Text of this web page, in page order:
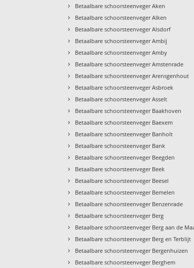
› Betaalbare schoorsteenveger Aken
› Betaalbare schoorsteenveger Alken
› Betaalbare schoorsteenveger Alsdorf
› Betaalbare schoorsteenveger Ambij
› Betaalbare schoorsteenveger Amby
› Betaalbare schoorsteenveger Amstenrade
› Betaalbare schoorsteenveger Arensgenhout
› Betaalbare schoorsteenveger Asbroek
› Betaalbare schoorsteenveger Asselt
› Betaalbare schoorsteenveger Baakhoven
› Betaalbare schoorsteenveger Baexem
› Betaalbare schoorsteenveger Banholt
› Betaalbare schoorsteenveger Bank
› Betaalbare schoorsteenveger Beegden
› Betaalbare schoorsteenveger Beek
› Betaalbare schoorsteenveger Beesel
› Betaalbare schoorsteenveger Bemelen
› Betaalbare schoorsteenveger Benzenrade
› Betaalbare schoorsteenveger Berg
› Betaalbare schoorsteenveger Berg aan de
› Betaalbare schoorsteenveger Berg en Terblijt
› Betaalbare schoorsteenveger Bergenhuizen
› Betaalbare schoorsteenveger Berghem